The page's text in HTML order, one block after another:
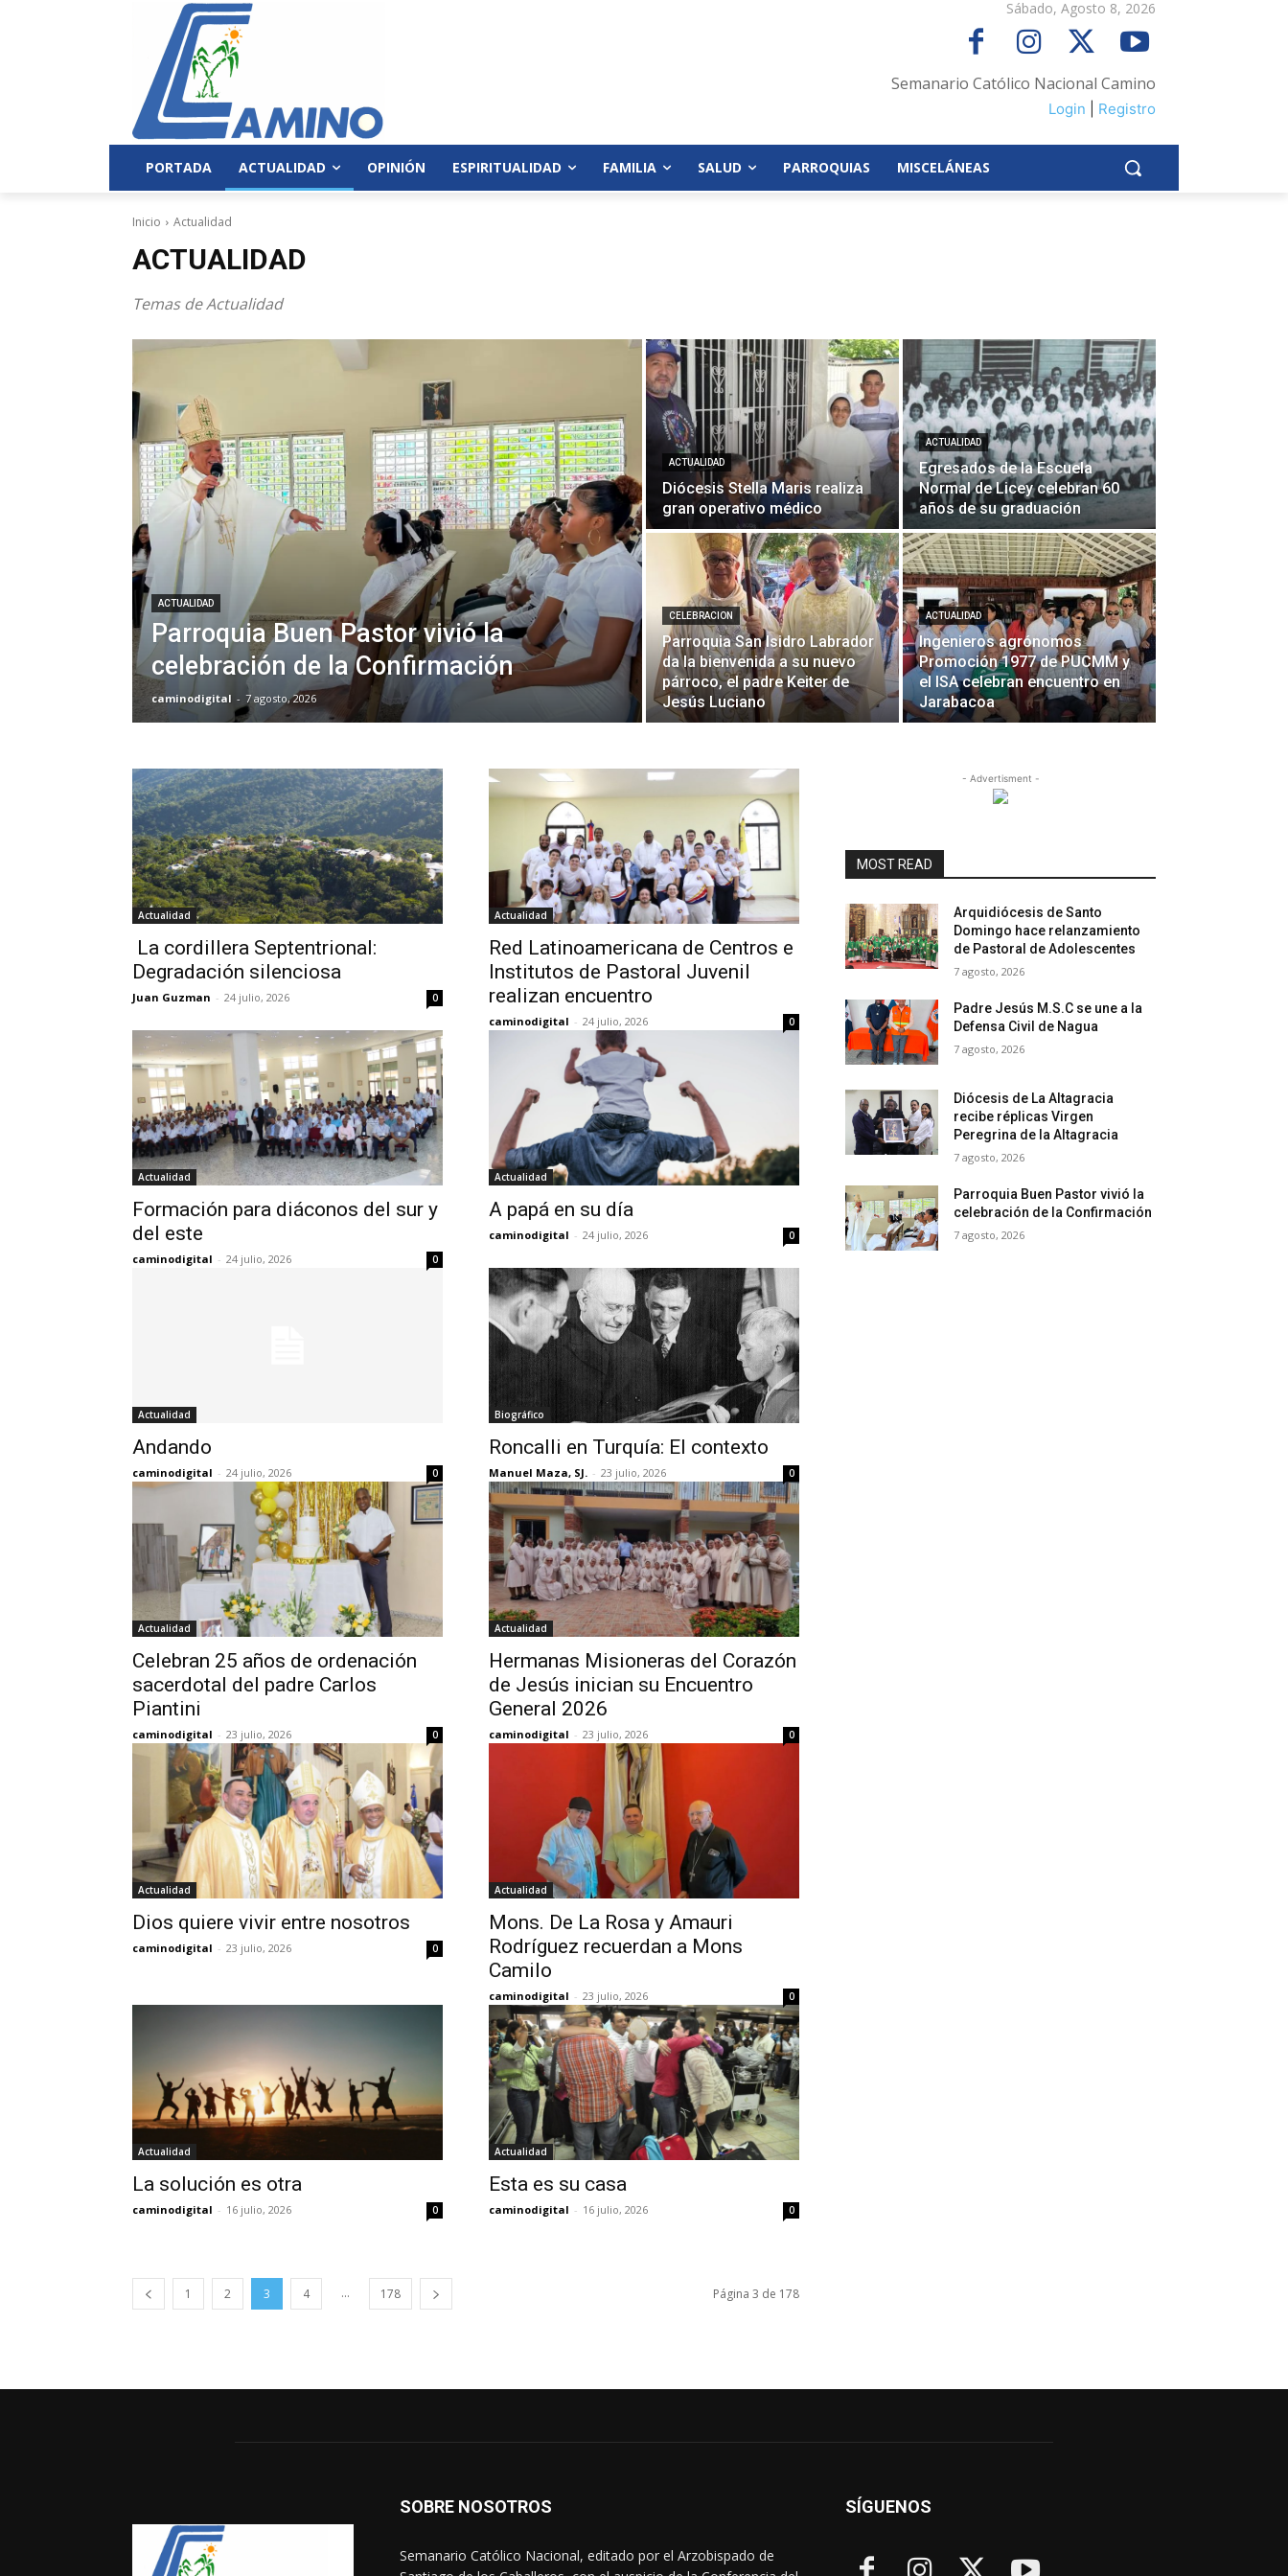
Sábado, Agosto 8, 2026
Semanario Católico Nacional Camino
Login Registro
PORTADA ACTUALIDAD OPINIÓN ESPIRITUALIDAD FAMILIA SALUD PARROQUIAS MISCELÁNEAS
Inicio Actualidad
ACTUALIDAD
Temas de Actualidad
ACTUALIDAD
Parroquia Buen Pastor vivió la
celebración de la Confirmación
caminodigital - 7 agosto, 2026
ACTUALIDAD
Diócesis Stella Maris realiza
gran operativo médico
ACTUALIDAD
Egresados de la Escuela
Normal de Licey celebran 60
años de su graduación
CELEBRACION
Parroquia San Isidro Labrador
da la bienvenida a su nuevo
párroco, el padre Keiter de
Jesús Luciano
ACTUALIDAD
Ingenieros agrónomos
Promoción 1977 de PUCMM y
el ISA celebran encuentro en
Jarabacoa
Actualidad
La cordillera Septentrional:
Degradación silenciosa
Juan Guzman - 24 julio, 2026 0
Actualidad
Red Latinoamericana de Centros e
Institutos de Pastoral Juvenil
realizan encuentro
caminodigital - 24 julio, 2026 0
Actualidad
Formación para diáconos del sur y
del este
caminodigital - 24 julio, 2026 0
Actualidad
A papá en su día
caminodigital - 24 julio, 2026 0
Actualidad
Andando
caminodigital - 24 julio, 2026 0
Biográfico
Roncalli en Turquía: El contexto
Manuel Maza, SJ. - 23 julio, 2026 0
Actualidad
Celebran 25 años de ordenación
sacerdotal del padre Carlos
Piantini
caminodigital - 23 julio, 2026 0
Actualidad
Hermanas Misioneras del Corazón
de Jesús inician su Encuentro
General 2026
caminodigital - 23 julio, 2026 0
Actualidad
Dios quiere vivir entre nosotros
caminodigital - 23 julio, 2026 0
Actualidad
Mons. De La Rosa y Amauri
Rodríguez recuerdan a Mons
Camilo
caminodigital - 23 julio, 2026 0
Actualidad
La solución es otra
caminodigital - 16 julio, 2026 0
Actualidad
Esta es su casa
caminodigital - 16 julio, 2026 0
1 2 3 4 ... 178 Página 3 de 178
- Advertisment -
MOST READ
Arquidiócesis de Santo
Domingo hace relanzamiento
de Pastoral de Adolescentes
7 agosto, 2026
Padre Jesús M.S.C se une a la
Defensa Civil de Nagua
7 agosto, 2026
Diócesis de La Altagracia
recibe réplicas Virgen
Peregrina de la Altagracia
7 agosto, 2026
Parroquia Buen Pastor vivió la
celebración de la Confirmación
7 agosto, 2026
SOBRE NOSOTROS
Semanario Católico Nacional, editado por el Arzobispado de
SÍGUENOS